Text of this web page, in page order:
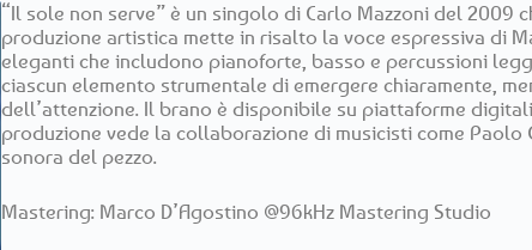
“Il sole non serve” è un singolo di Carlo Mazzoni del 2009
produzione artistica mette in risalto la voce espressiva di
eleganti che includono pianoforte, basso e percussioni
ciascun elemento strumentale di emergere chiaramente,
dell’attenzione. Il brano è disponibile su piattaforme
produzione vede la collaborazione di musicisti come
sonora del pezzo.
Mastering: Marco D’Agostino @96kHz Mastering Studio